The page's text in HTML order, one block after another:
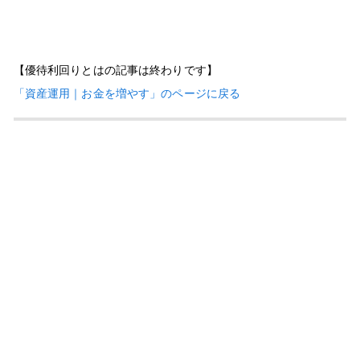
【優待利回りとはの記事は終わりです】
「資産運用｜お金を増やす」のページに戻る